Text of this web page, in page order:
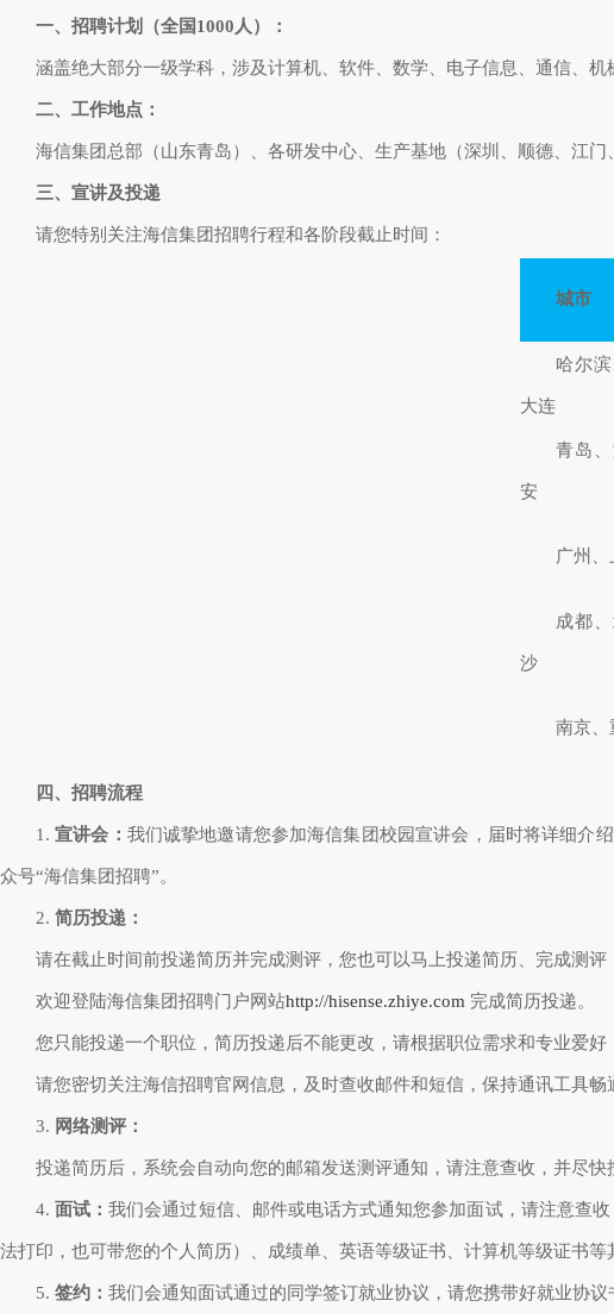
一、招聘计划（全国1000人）：
涵盖绝大部分一级学科，涉及计算机、软件、数学、电子信息、通信、
二、工作地点：
海信集团总部（山东青岛）、各研发中心、生产基地（深圳、顺德、江
三、宣讲及投递
请您特别关注海信集团招聘行程和各阶段截止时间：
城市
哈尔
大连
青岛
安
广州、
成都
沙
南京、
四、招聘流程
1.宣讲会： 我们诚挚地邀请您参加海信集团校园宣讲会，届时将详细介
众号“海信集团招聘”。
2. 简历投递：
请在截止时间前投递简历并完成测评，您也可以马上投递简历、完成测
欢迎登陆海信集团招聘门户网站http://hisense.zhiye.com 完成简历投递。
您只能投递一个职位，简历投递后不能更改，请根据职位需求和专业爱
请您密切关注海信招聘官网信息，及时查收邮件和短信，保持通讯工具畅
3. 网络测评：
投递简历后，系统会自动向您的邮箱发送测评通知，请注意查收，并尽
4. 面试：我们会通过短信、邮件或电话方式通知您参加面试，请注意查
法打印，也可带您的个人简历）、成绩单、英语等级证书、计算机等级证书等
5. 签约： 我们会通知面试通过的同学签订就业协议，请您携带好就业协